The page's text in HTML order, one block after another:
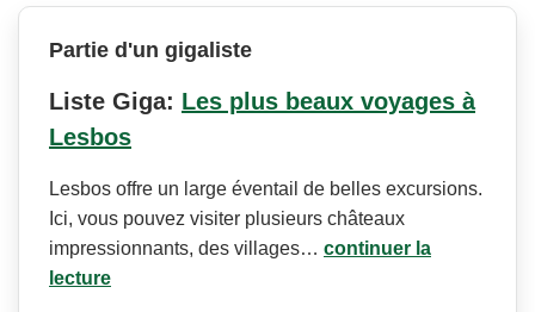
Partie d'un gigaliste
Liste Giga: Les plus beaux voyages à
Lesbos
Lesbos offre un large éventail de belles excursions.
Ici, vous pouvez visiter plusieurs châteaux
impressionnants, des villages… continuer la
lecture